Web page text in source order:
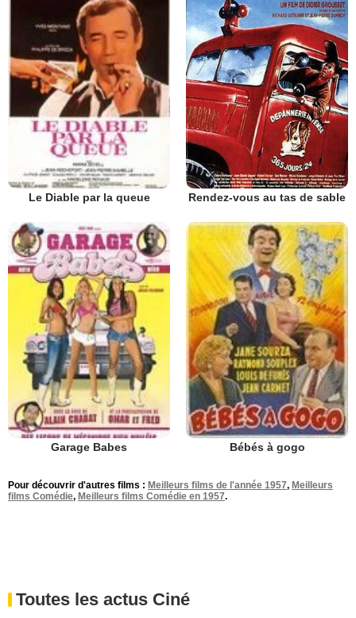
Le Diable par la queue Rendez-vous au tas de sable
Garage Babes Bébés à gogo
Pour découvrir d'autres films : Meilleurs films de l'année 1957, Meilleurs
films Comédie, Meilleurs films Comédie en 1957.
Toutes les actus Ciné